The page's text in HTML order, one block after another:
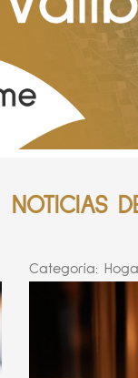
NOTICIAS
Categoría: